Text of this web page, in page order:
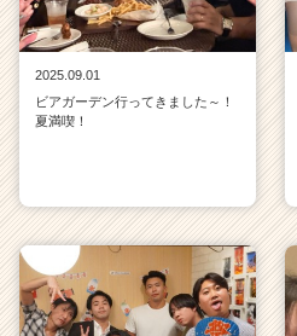
2025.09.01
ビアガーデン行ってきました～！
夏満喫！